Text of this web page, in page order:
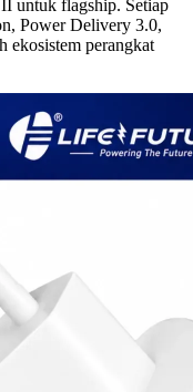
untuk flagship. Setiap
Power Delivery 3.0,
ekosistem perangkat